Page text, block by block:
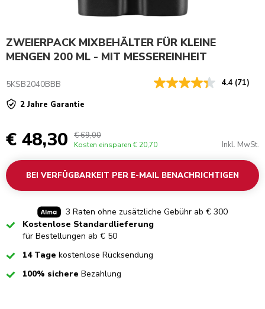
ZWEIERPACK MIXBEHÄLTER FÜR KLEINE
MENGEN 200 ML - MIT MESSEREINHEIT
5KSB2040BBB 4.4 (71)
2 Jahre Garantie
€ 48,30 € 69,00
Kosten einsparen € 20,70 Inkl. MwSt.
BEI VERFÜGBARKEIT PER E-MAIL BENACHRICHTIGEN
3 Raten ohne zusätzliche Gebühr ab € 300
CheckedKostenlose Standardlieferung
für Bestellungen ab € 50
Checked14 Tage kostenlose Rücksendung
Checked100% sichere Bezahlung